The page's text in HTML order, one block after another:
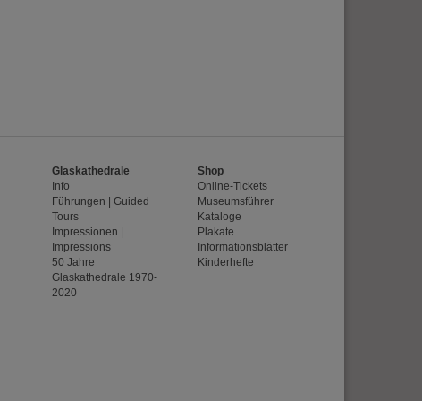
Glaskathedrale
Info
Führungen | Guided
Tours
Impressionen |
Impressions
50 Jahre
Glaskathedrale 1970-
2020
Shop
Online-Tickets
Museumsführer
Kataloge
Plakate
Informationsblätter
Kinderhefte